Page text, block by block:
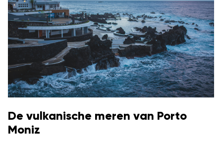
De vulkanische meren van Porto
Moniz